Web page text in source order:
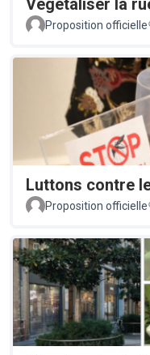
Végétaliser la
Proposition officielle
Luttons contre
Proposition officielle